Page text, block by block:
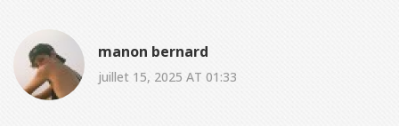
manon bernard
juillet 15, 2025 AT 01:33